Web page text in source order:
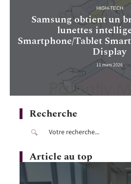
HIGH-TECH
Samsung obtient un
lunettes
Smartphone/Tablet
Display
11 mars 2026
Recherche
Article au top